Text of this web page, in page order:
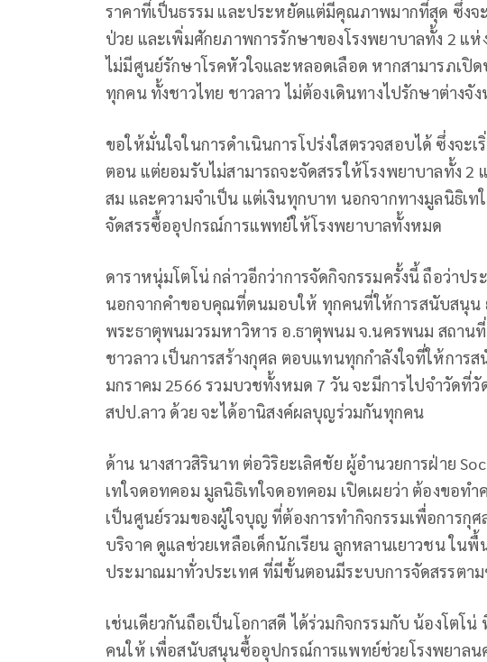
ราคาที่เป็นธรรม และประหยัดแต่มีคุณภาพมากที่สุด ซึ่ง
ป่วย และเพิ่มศักยภาพการรักษาของโรงพยาบาลทั้ง 2 แ
ไม่มีศูนย์รักษาโรคหัวใจและหลอดเลือด หากสามารภเปิ
ทุกคน ทั้งชาวไทย ชาวลาว ไม่ต้องเดินทางไปรักษาต่างจั
ขอให้มั่นใจในการดำเนินการโปร่งใสตรวจสอบได้ ซึ่งจ
ตอน แต่ยอมรับไม่สามารถจะจัดสรรให้โรงพยาบาลทั้ง 2
สม และความจำเป็น แต่เงินทุกบาท นอกจากทางมูลนิธิเท
จัดสรรซื้ออุปกรณ์การแพทย์ให้โรงพยาบาลทั้งหมด
ดาราหนุ่มโตโน่ กล่าวอีกว่าการจัดกิจกรรมครั้งนี้ ถือว่าป
นอกจากคำขอบคุณที่ตนมอบให้ ทุกคนที่ให้การสนับสนุน
พระธาตุพนมวรมหาวิหาร อ.ธาตุพนม จ.นครพนม สถาน
ชาวลาว เป็นการสร้างกุศล ตอบแทนทุกกำลังใจที่ให้กา
มกราคม 2566 รวมบวชทั้งหมด 7 วัน จะมีการไปจำวัดที่
สปป.ลาว ด้วย จะได้อานิสงค์ผลบุญร่วมกันทุกคน
ด้าน นางสาวสิรินาท ต่อวิริยะเลิศชัย ผู้อำนวยการฝ่าย
เทใจดอทคอม มูลนิธิเทใจดอทคอม เปิดเผยว่า ต้องขอทำ
เป็นศูนย์รวมของผู้ใจบุญ ที่ต้องการทำกิจกรรมเพื่อการกุ
บริจาค ดูแลช่วยเหลือเด็กนักเรียน ลูกหลานเยาวชน ใน
ประมาณมาทั่วประเทศ ที่มีขั้นตอนมีระบบการจัดสรรตา
เช่นเดียวกันถือเป็นโอกาสดี ได้ร่วมกิจกรรมกับ น้องโตโ
คนให้ เพื่อสนับสนุนซื้ออุปกรณ์การแพทย์ช่วยโรงพยาลน